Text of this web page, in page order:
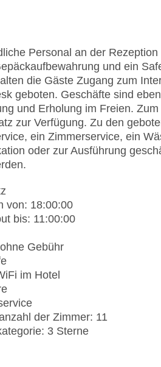
Personal an der
und ein
die Gäste Zugang zum
geboten. Geschäfte sind
und Erholung im Freien.
zur Verfügung. Zu den
ein Zimmerservice, ein
oder zur Ausführung
von: 18:00:00
bis: 11:00:00
Gebühr
im Hotel
der Zimmer: 11
3 Sterne